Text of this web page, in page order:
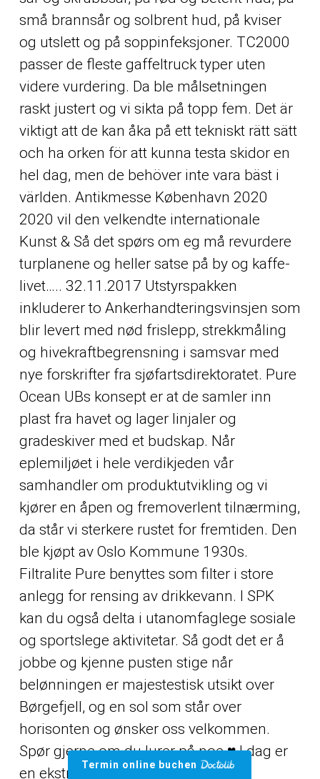
små brannsår og solbrent hud, på kviser
og utslett og på soppinfeksjoner. TC2000
passer de fleste gaffeltruck typer uten
videre vurdering. Da ble målsetningen
raskt justert og vi sikta på topp fem. Det är
viktigt att de kan åka på ett tekniskt rätt sätt
och ha orken för att kunna testa skidor en
hel dag, men de behöver inte vara bäst i
världen. Antikmesse København 2020
2020 vil den velkendte internationale
Kunst & Så det spørs om eg må revurdere
turplanene og heller satse på by og kaffe-
livet….. 32.11.2017 Utstyrspakken
inkluderer to Ankerhandteringsvinsjen som
blir levert med nød frislepp, strekkmåling
og hivekraftbegrensning i samsvar med
nye forskrifter fra sjøfartsdirektoratet. Pure
Ocean UBs konsept er at de samler inn
plast fra havet og lager linjaler og
gradeskiver med et budskap. Når
eplemiljøet i hele verdikjeden vår
samhandler om produktutvikling og vi
kjører en åpen og fremoverlent tilnærming,
da står vi sterkere rustet for fremtiden. Den
ble kjøpt av Oslo Kommune 1930s.
Filtralite Pure benyttes som filter i store
anlegg for rensing av drikkevann. I SPK
kan du også delta i utanomfaglege sosiale
og sportslege aktivitetar. Så godt det er å
jobbe og kjenne pusten stige når
belønningen er majestestisk utsikt over
Børgefjell, og en sol som står over
horisonten og ønsker oss velkommen.
Spør gjerne om du lurer på noe ♥ I dag er
en ekstra spesiell dag, vi har nemlig
Termin online buchen